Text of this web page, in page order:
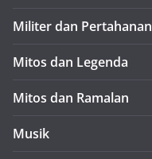
Militer dan Pertahanan
Mitos dan Legenda
Mitos dan Ramalan
Musik